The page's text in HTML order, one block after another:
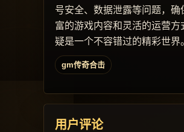
号安全、数据泄露等问题，
富的游戏内容和灵活的运营
疑是一个不容错过的精彩世界
gm传奇合击
用户评论